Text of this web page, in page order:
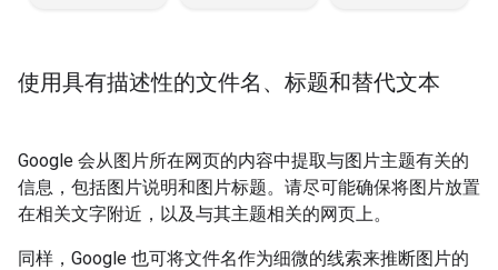
使用具有描述性的文件名、标题和替代文本
Google 会从图片所在网页的内容中提取与图片主题有关的
信息，包括图片说明和图片标题。请尽可能确保将图片放置
在相关文字附近，以及与其主题相关的网页上。
同样，Google 也可将文件名作为细微的线索来推断图片的